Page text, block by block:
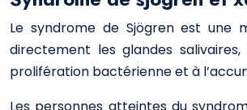
Le syndrome de Sjögren est une
directement les glandes
prolifération bactérienne et à
Les personnes atteintes du